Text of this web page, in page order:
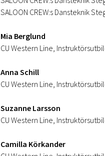
SALOON CREW:s Dansteknik
Mia Berglund
CU Western Line,
Anna Schill
CU Western Line,
Suzanne Larsson
CU Western Line,
Camilla Körkander